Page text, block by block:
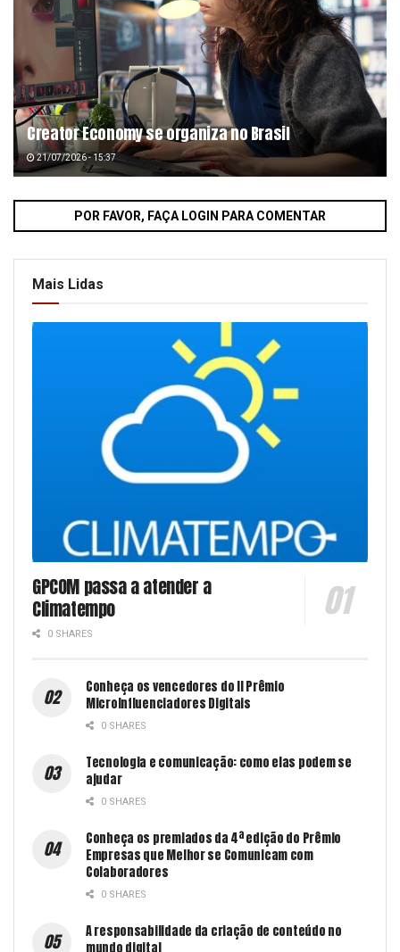
Creator Economy se organiza no Brasil
21/07/2026 - 15:37
POR FAVOR, FAÇA LOGIN PARA COMENTAR
Mais Lidas
GPCOM passa a atender a
Climatempo
0 SHARES
Conheça os vencedores do II Prêmio
MicroInfluenciadores Digitais
0 SHARES
Tecnologia e comunicação: como elas podem se
ajudar
0 SHARES
Conheça os premiados da 4ª edição do Prêmio
Empresas que Melhor se Comunicam com
Colaboradores
0 SHARES
A responsabilidade da criação de conteúdo no
mundo digital